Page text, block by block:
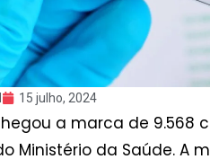
15 julho, 2024
a marca de 9.568
Ministério da Saúde.